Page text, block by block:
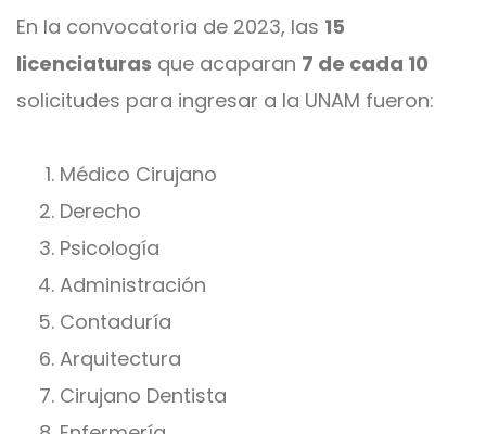
En la convocatoria de 2023, las 15
licenciaturas que acaparan 7 de cada 10
solicitudes para ingresar a la UNAM fueron:
Médico Cirujano
Derecho
Psicología
Administración
Contaduría
Arquitectura
Cirujano Dentista